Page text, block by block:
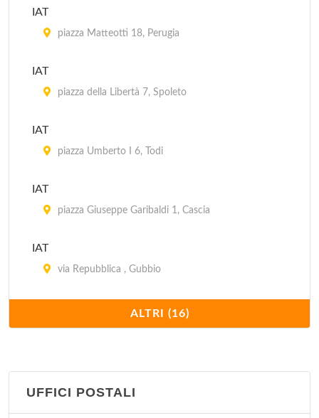
IAT
piazza Matteotti 18, Perugia
IAT
piazza della Libertà 7, Spoleto
IAT
piazza Umberto I 6, Todi
IAT
piazza Giuseppe Garibaldi 1, Cascia
IAT
via Repubblica , Gubbio
corso Cavour 126, Foligno
piazza del Comune 10, Assisi
ALTRI (16)
UFFICI POSTALI